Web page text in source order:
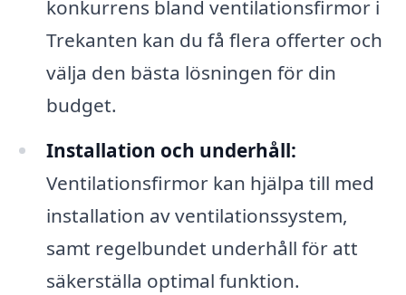
konkurrens bland ventilationsfirmor i
Trekanten kan du få flera offerter och
välja den bästa lösningen för din
budget.
Installation och underhåll:
Ventilationsfirmor kan hjälpa till med
installation av ventilationssystem,
samt regelbundet underhåll för att
säkerställa optimal funktion.